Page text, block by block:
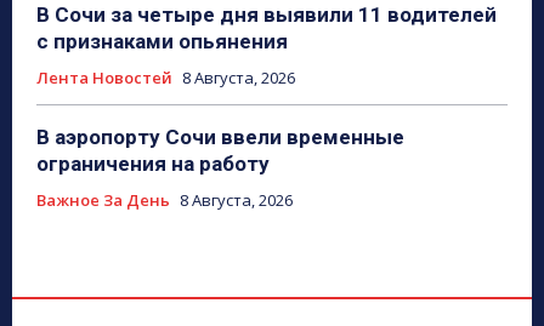
В Сочи за четыре дня выявили 11 водителей
с признаками опьянения
Лента Новостей 8 Августа, 2026
В аэропорту Сочи ввели временные
ограничения на работу
Важное За День 8 Августа, 2026